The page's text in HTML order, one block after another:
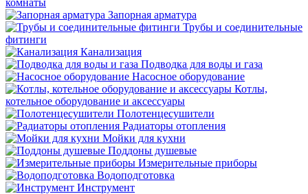
комнаты
Запорная арматура
Трубы и соединительные
фитинги
Канализация
Подводка для воды и газа
Насосное оборудование
Котлы,
котельное оборудование и аксессуары
Полотенцесушители
Радиаторы отопления
Мойки для кухни
Поддоны душевые
Измерительные приборы
Водоподготовка
Инструмент